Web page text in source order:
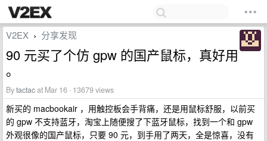
V2EX › 分享发现
90 元买了个仿 gpw 的国产鼠标，真好用
。
Bytactacat Mar 16 · 13679 views
新买的 macbookair ，用触控板会手背痛，还是用鼠标舒服，以前买
的 gpw 不支持蓝牙，淘宝上随便搜了下蓝牙鼠标，找到一个和 gpw
外观很像的国产鼠标，只要 90 元，到手用了两天，全是惊喜，没有